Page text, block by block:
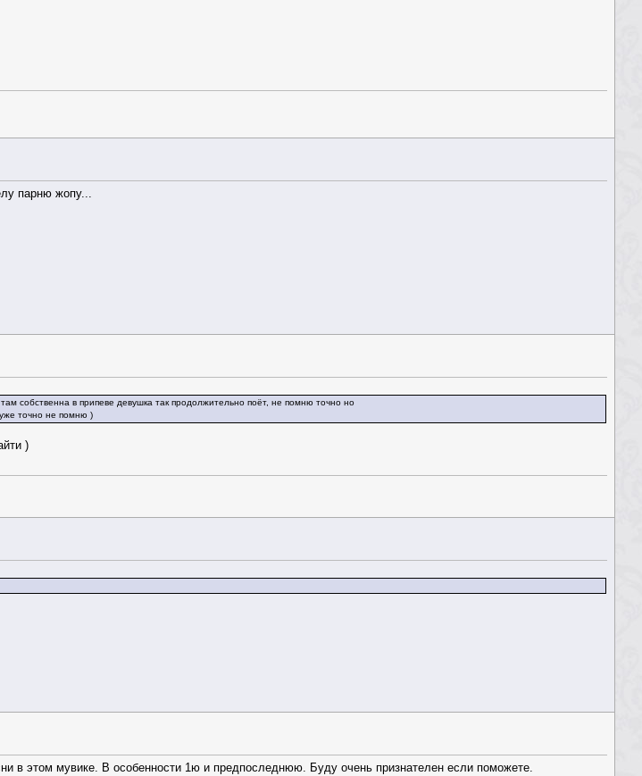
парню жопу...
собственна в припеве девушка так продолжительно поёт, не помню точно но
точно не помню )
)
в этом мувике. В особенности 1ю и предпоследнюю. Буду очень признателен если поможете.